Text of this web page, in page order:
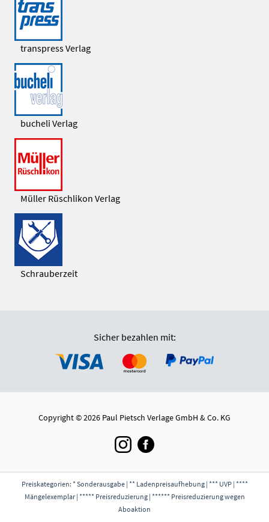
transpress Verlag
bucheli Verlag
Müller Rüschlikon Verlag
Schrauberzeit
Sicher bezahlen mit:
Copyright © 2026 Paul Pietsch Verlage GmbH & Co. KG
Preiskategorien: * Sonderausgabe | ** Ladenpreisaufhebung | *** UVP | ****
Mängelexemplar | ***** Preisreduzierung | ****** Preisreduzierung wegen
Aboaktion